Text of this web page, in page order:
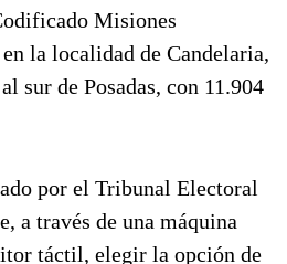
Misiones
la localidad de Candelaria,
sur de Posadas, con 11.904
por el Tribunal Electoral
a través de una máquina
táctil, elegir la opción de